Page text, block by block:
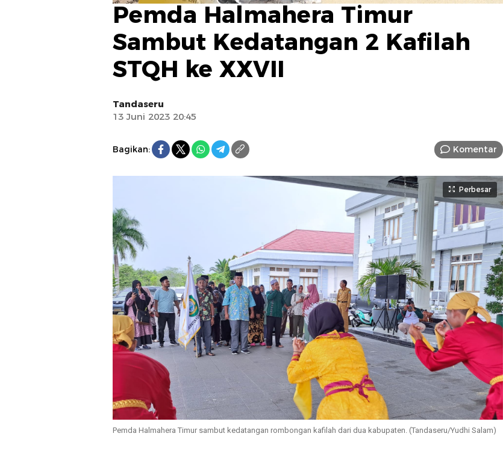
Pemda Halmahera Timur
Sambut Kedatangan 2 Kafilah
STQH ke XXVII
Tandaseru
13 Juni 2023 20:45
Bagikan: Komentar
Perbesar
Pemda Halmahera Timur sambut kedatangan rombongan kafilah dari dua kabupaten. (Tandaseru/Yudhi Salam)